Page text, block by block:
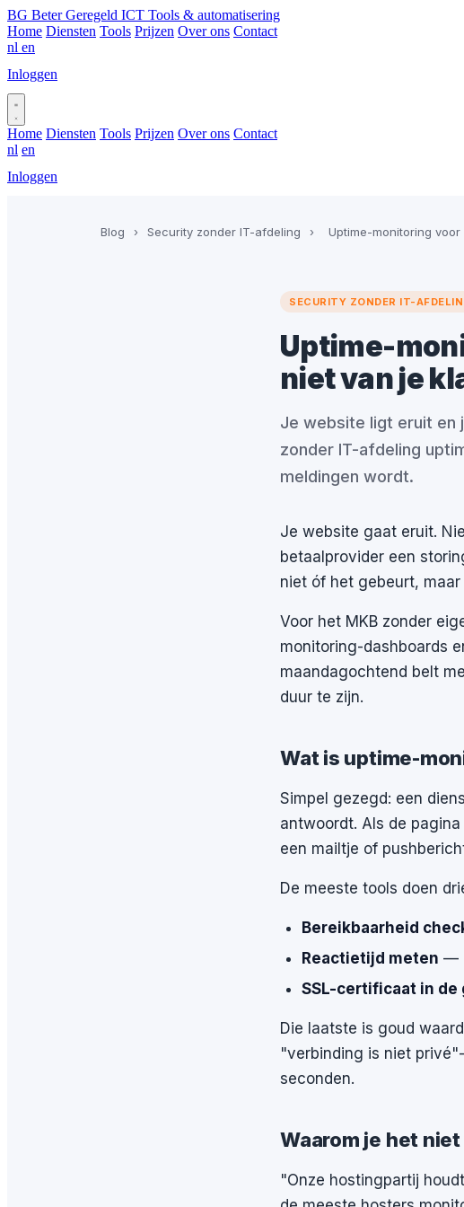
BG Beter Geregeld ICT Tools & automatisering
Home Diensten Tools Prijzen Over ons Contact
nl en
Inloggen
Home Diensten Tools Prijzen Over ons Contact
nl en
Inloggen
Blog › Security zonder IT-afdeling › Uptime-monitoring
SECURITY ZONDER IT-
Uptime-
niet van je
Je website ligt eruit en
zonder IT-afdeling
meldingen wordt.
Je website gaat eruit.
betaalprovider een
niet óf het gebeurt,
Voor het MKB zonder
monitoring-dashboards
maandagochtend belt
duur te zijn.
Wat is uptime-
Simpel gezegd: een
antwoordt. Als de
een mailtje of
De meeste tools doen
Bereikbaarheid
Reactietijd meten —
SSL-certificaat in de
Die laatste is goud
"verbinding is niet
seconden.
Waarom je het
"Onze hostingpartij